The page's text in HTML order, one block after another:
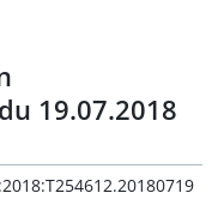
19.07.2018